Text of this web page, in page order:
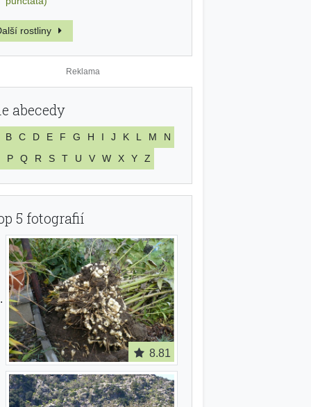
rostliny
abecedy
B C D E F G H I J K L M
N
P
Q R S T U V W X Y Z
5 fotografií
8.81